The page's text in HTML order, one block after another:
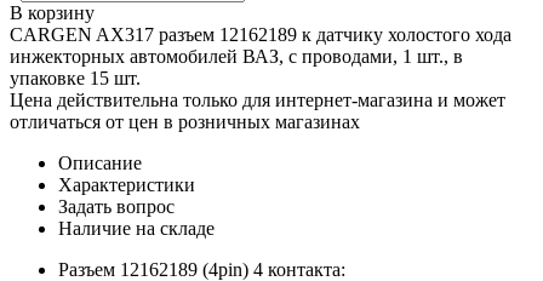
В корзину
CARGEN AX317 разъем 12162189 к датчику холостого хода
инжекторных автомобилей ВАЗ, с проводами, 1 шт., в
упаковке 15 шт.
Цена действительна только для интернет-магазина и может
отличаться от цен в розничных магазинах
Описание
Характеристики
Задать вопрос
Наличие на складе
Разъем 12162189 (4pin) 4 контакта: